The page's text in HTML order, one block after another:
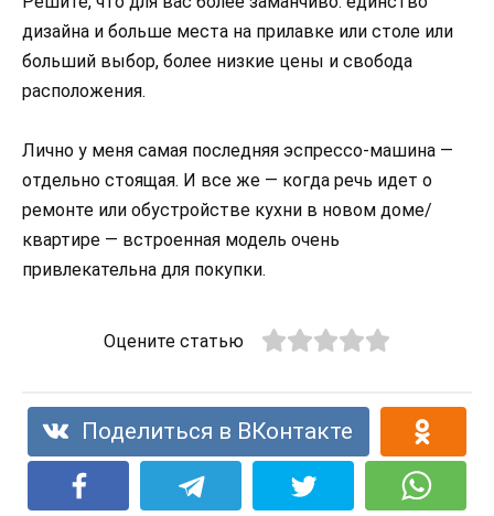
дизайна и больше места на прилавке или столе или
больший выбор, более низкие цены и свобода
расположения.
Лично у меня самая последняя эспрессо-машина —
отдельно стоящая. И все же — когда речь идет о
ремонте или обустройстве кухни в новом доме/
квартире — встроенная модель очень
привлекательна для покупки.
Оцените статью
Поделиться в ВКонтакте